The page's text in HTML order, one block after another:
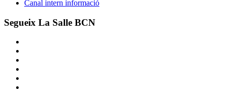
Canal intern informació
Segueix La Salle BCN